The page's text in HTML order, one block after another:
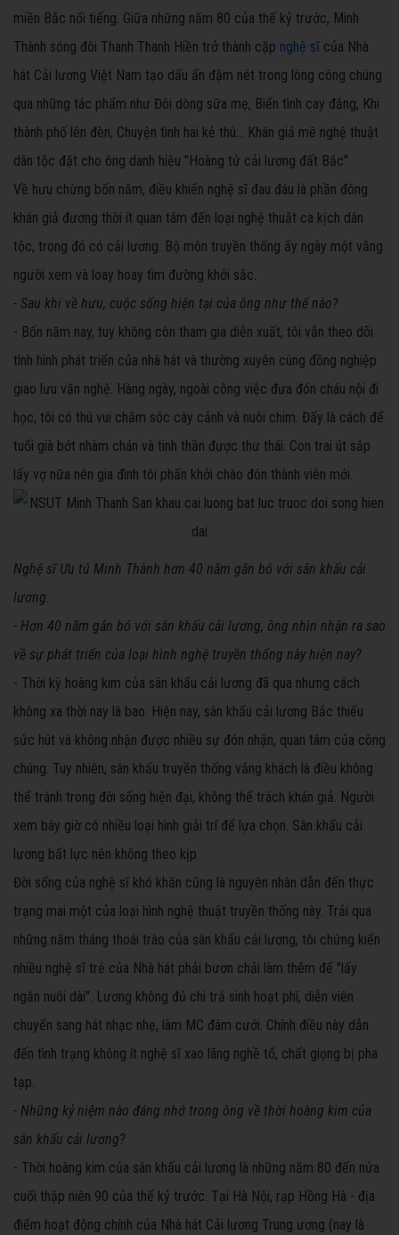
miền Bắc nổi tiếng. Giữa những năm 80 của thế kỷ trước, Minh
Thành sóng đôi Thanh Thanh Hiền trở thành cặp nghệ sĩ của Nhà
hát Cải lương Việt Nam tạo dấu ấn đậm nét trong lòng công chúng
qua những tác phẩm như Đôi dòng sữa mẹ, Biển tình cay đắng, Khi
thành phố lên đèn, Chuyện tình hai kẻ thù... Khán giả mê nghệ thuật
dân tộc đặt cho ông danh hiệu "Hoàng tử cải lương đất Bắc".
Về hưu chừng bốn năm, điều khiến nghệ sĩ đau đáu là phần đông
khán giả đương thời ít quan tâm đến loại nghệ thuật ca kịch dân
tộc, trong đó có cải lương. Bộ môn truyền thống ấy ngày một vắng
người xem và loay hoay tìm đường khởi sắc.
- Sau khi về hưu, cuộc sống hiện tại của ông như thế nào?
- Bốn năm nay, tuy không còn tham gia diễn xuất, tôi vẫn theo dõi
tình hình phát triển của nhà hát và thường xuyên cùng đồng nghiệp
giao lưu văn nghệ. Hàng ngày, ngoài công việc đưa đón cháu nội đi
học, tôi có thú vui chăm sóc cây cảnh và nuôi chim. Đấy là cách để
tuổi già bớt nhàm chán và tinh thần được thư thái. Con trai út sắp
lấy vợ nữa nên gia đình tôi phấn khởi chào đón thành viên mới.
Nghệ sĩ Ưu tú Minh Thành hơn 40 năm gắn bó với sân khấu cải
lương.
- Hơn 40 năm gắn bó với sân khấu cải lương, ông nhìn nhận ra sao
về sự phát triển của loại hình nghệ truyền thống này hiện nay?
- Thời kỳ hoàng kim của sân khấu cải lương đã qua nhưng cách
không xa thời nay là bao. Hiện nay, sân khấu cải lương Bắc thiếu
sức hút và không nhận được nhiều sự đón nhận, quan tâm của công
chúng. Tuy nhiên, sân khấu truyền thống vắng khách là điều không
thể tránh trong đời sống hiện đại, không thể trách khán giả. Người
xem bây giờ có nhiều loại hình giải trí để lựa chọn. Sân khấu cải
lương bất lực nên không theo kịp.
Đời sống của nghệ sĩ khó khăn cũng là nguyên nhân dẫn đến thực
trạng mai một của loại hình nghệ thuật truyền thống này. Trải qua
những năm tháng thoái trào của sân khấu cải lương, tôi chứng kiến
nhiều nghệ sĩ trẻ của Nhà hát phải bươn chải làm thêm để "lấy
ngắn nuôi dài". Lương không đủ chi trả sinh hoạt phí, diễn viên
chuyển sang hát nhạc nhẹ, làm MC đám cưới. Chính điều này dẫn
đến tình trạng không ít nghệ sĩ xao lãng nghề tổ, chất giọng bị pha
tạp.
- Những kỷ niệm nào đáng nhớ trong ông về thời hoàng kim của
sân khấu cải lương?
- Thời hoàng kim của sân khấu cải lương là những năm 80 đến nửa
cuối thập niên 90 của thế kỷ trước. Tại Hà Nội, rạp Hồng Hà - địa
điểm hoạt động chính của Nhà hát Cải lương Trung ương (nay là